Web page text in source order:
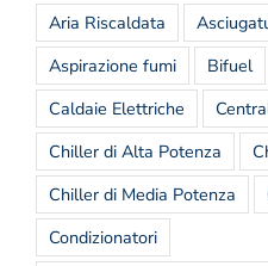
Aria Riscaldata
Aspirazione fumi
Bifuel
Caldaie Elettriche
Chiller di Alta Potenza
Chiller di Media Potenza
Condizionatori